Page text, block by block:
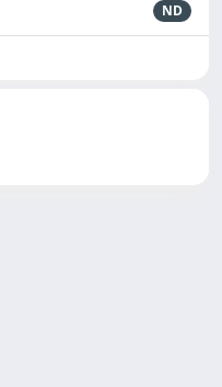
ND